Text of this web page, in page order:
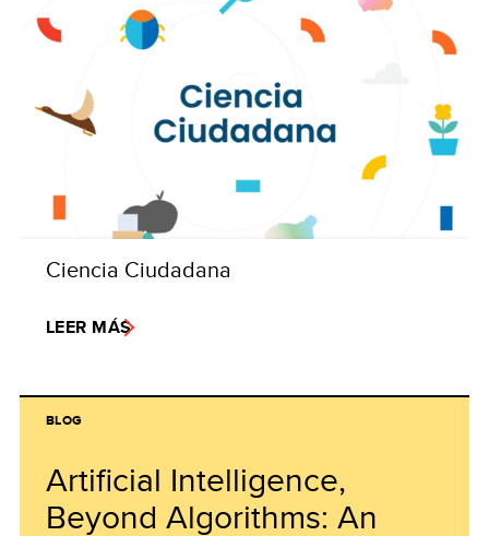
Ciencia Ciudadana
LEER MÁS
BLOG
Artificial Intelligence,
Beyond Algorithms: An